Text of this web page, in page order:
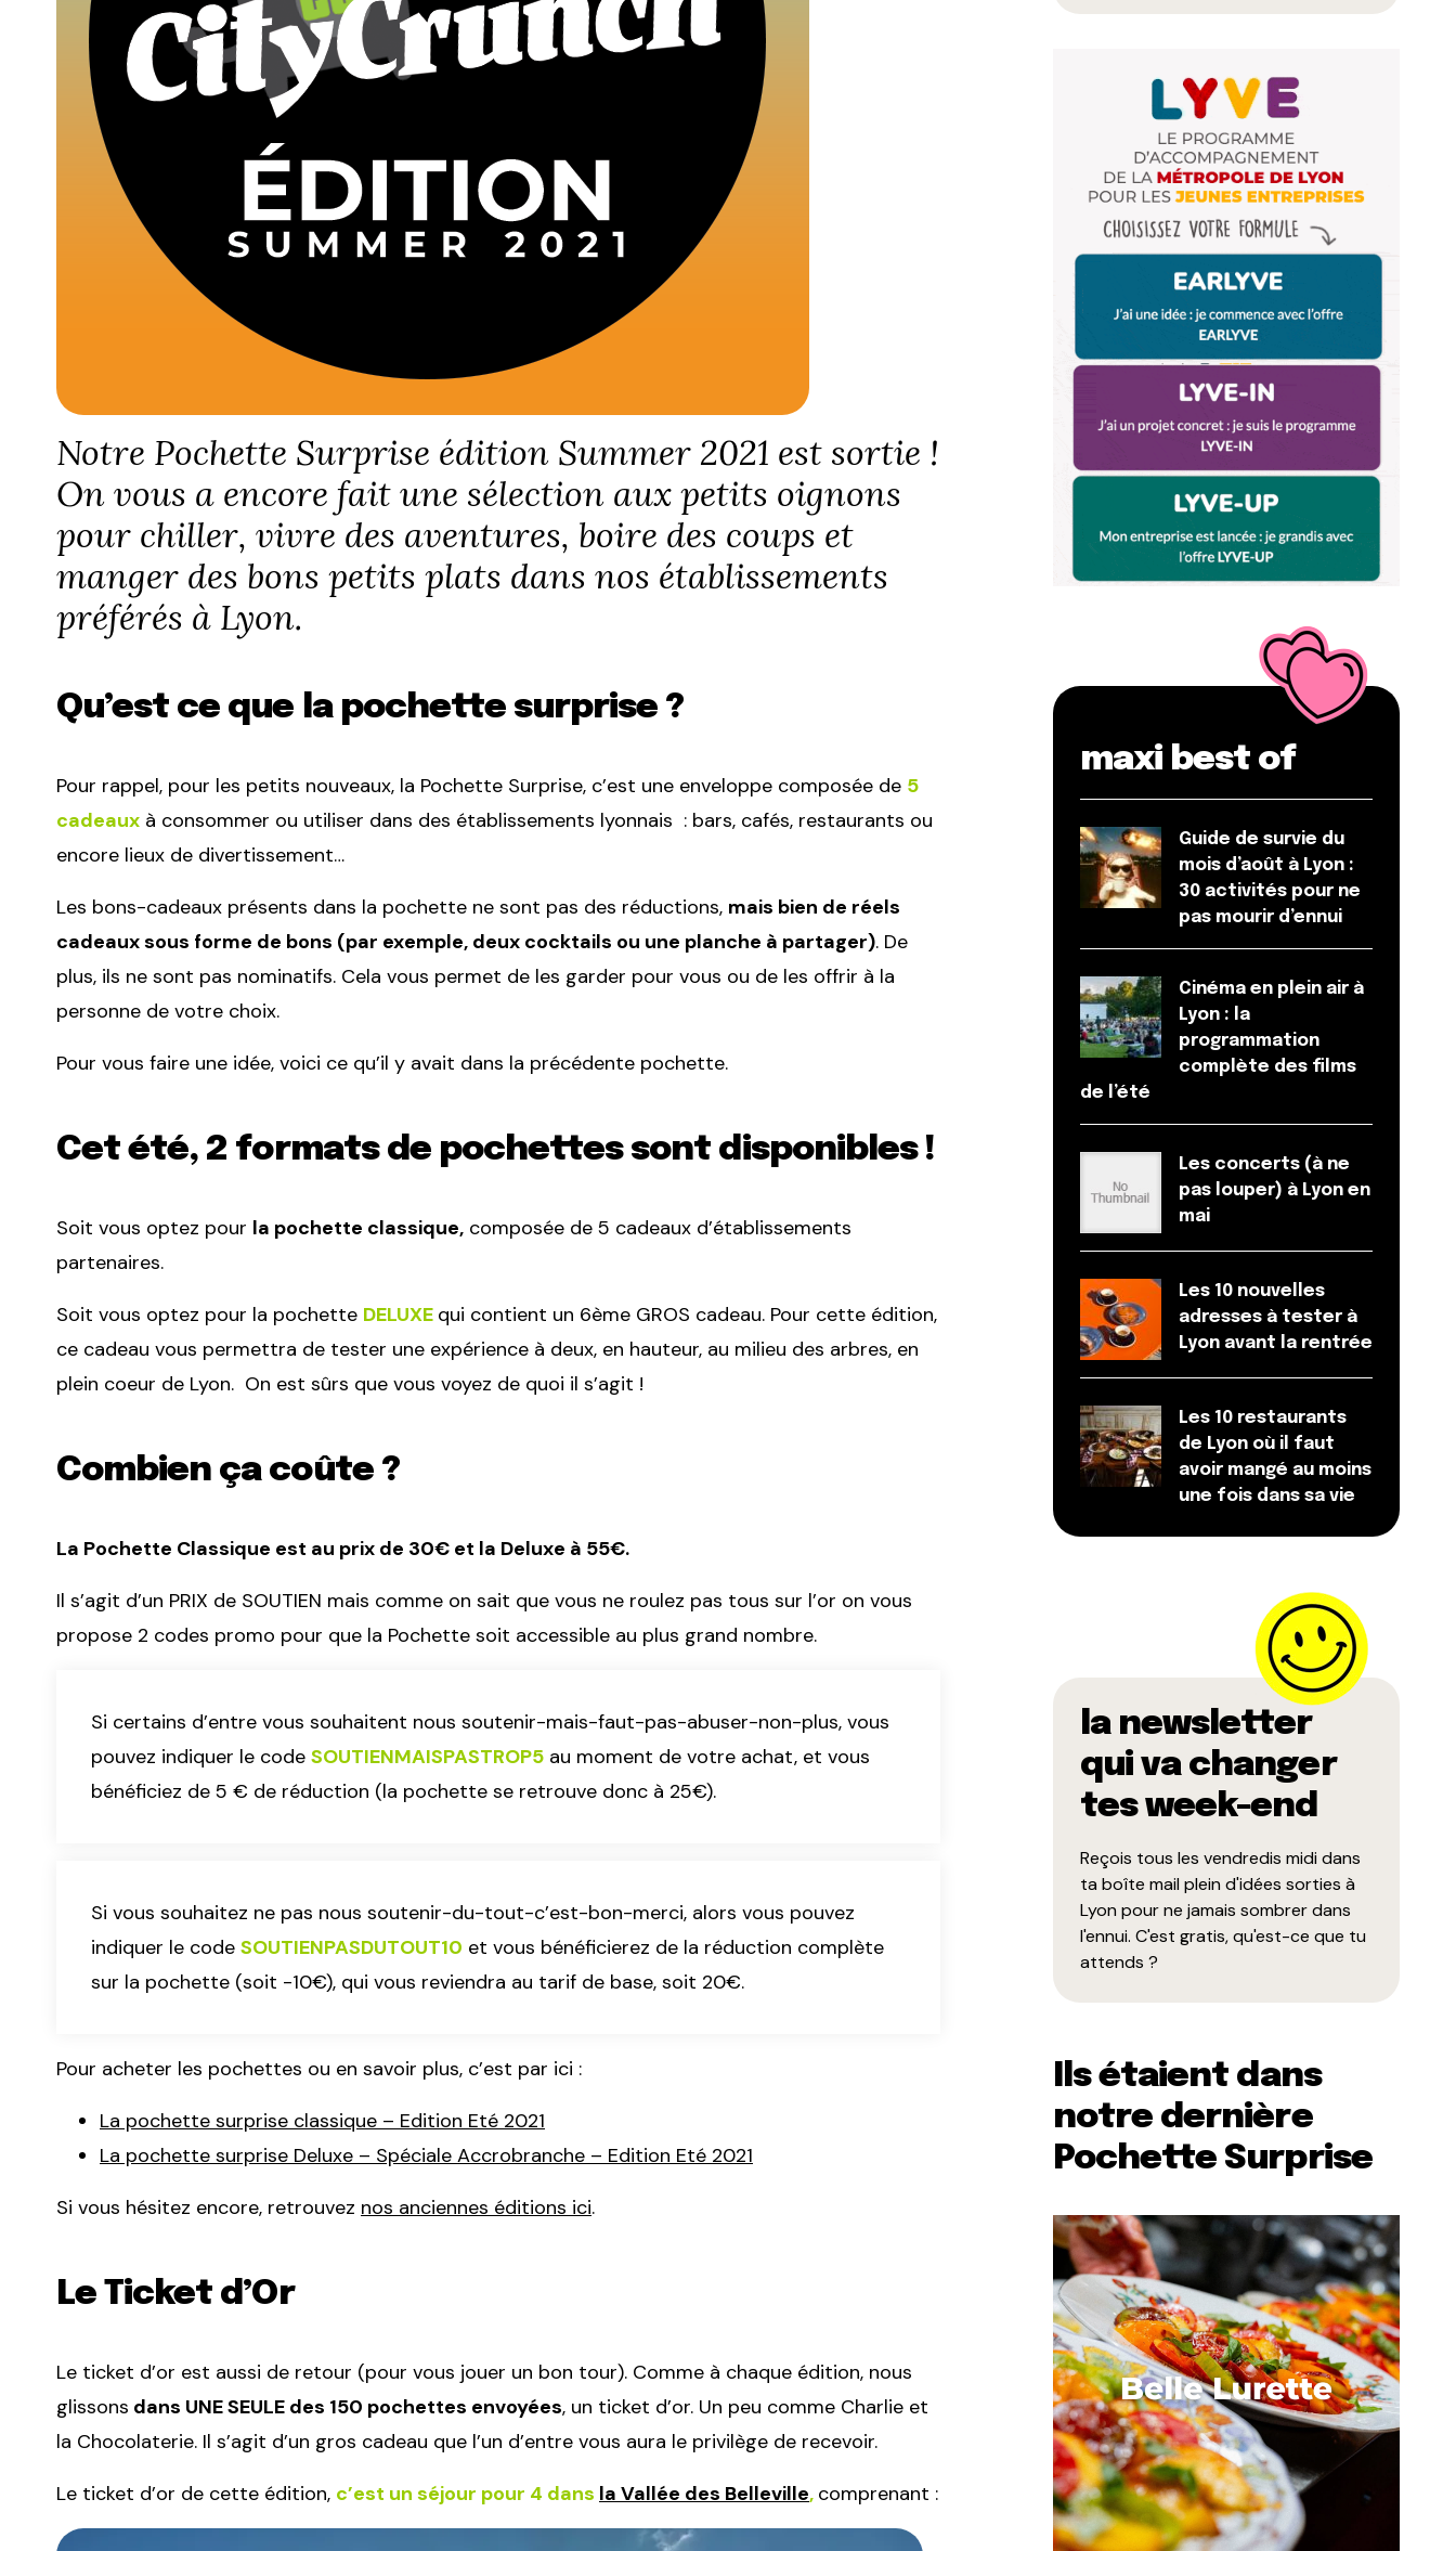
Notre Pochette Surprise édition Summer 2021 est sortie !
On vous a encore fait une sélection aux petits oignons
pour chiller, vivre des aventures, boire des coups et
manger des bons petits plats dans nos établissements
préférés à Lyon.
Qu’est ce que la pochette surprise ?
Pour rappel, pour les petits nouveaux, la Pochette Surprise, c’est une enveloppe composée de 5
cadeaux à consommer ou utiliser dans des établissements lyonnais : bars, cafés, restaurants ou
encore lieux de divertissement…
Les bons-cadeaux présents dans la pochette ne sont pas des réductions, mais bien de réels
cadeaux sous forme de bons (par exemple, deux cocktails ou une planche à partager). De
plus, ils ne sont pas nominatifs. Cela vous permet de les garder pour vous ou de les offrir à la
personne de votre choix.
Pour vous faire une idée, voici ce qu’il y avait dans la précédente pochette.
Cet été, 2 formats de pochettes sont disponibles !
Soit vous optez pour la pochette classique, composée de 5 cadeaux d’établissements
partenaires.
Soit vous optez pour la pochette DELUXE qui contient un 6ème GROS cadeau. Pour cette édition,
ce cadeau vous permettra de tester une expérience à deux, en hauteur, au milieu des arbres, en
plein coeur de Lyon. On est sûrs que vous voyez de quoi il s’agit !
Combien ça coûte ?
La Pochette Classique est au prix de 30€ et la Deluxe à 55€.
Il s’agit d’un PRIX de SOUTIEN mais comme on sait que vous ne roulez pas tous sur l’or on vous
propose 2 codes promo pour que la Pochette soit accessible au plus grand nombre.
Si certains d’entre vous souhaitent nous soutenir-mais-faut-pas-abuser-non-plus, vous
pouvez indiquer le code SOUTIENMAISPASTROP5 au moment de votre achat, et vous
bénéficiez de 5 € de réduction (la pochette se retrouve donc à 25€).
Si vous souhaitez ne pas nous soutenir-du-tout-c’est-bon-merci, alors vous pouvez
indiquer le code SOUTIENPASDUTOUT10 et vous bénéficierez de la réduction complète
sur la pochette (soit -10€), qui vous reviendra au tarif de base, soit 20€.
Pour acheter les pochettes ou en savoir plus, c’est par ici :
La pochette surprise classique – Edition Eté 2021
La pochette surprise Deluxe – Spéciale Accrobranche – Edition Eté 2021
Si vous hésitez encore, retrouvez nos anciennes éditions ici.
Le Ticket d’Or
Le ticket d’or est aussi de retour (pour vous jouer un bon tour). Comme à chaque édition, nous
glissons dans UNE SEULE des 150 pochettes envoyées, un ticket d’or. Un peu comme Charlie et
la Chocolaterie. Il s’agit d’un gros cadeau que l’un d’entre vous aura le privilège de recevoir.
Le ticket d’or de cette édition, c’est un séjour pour 4 dans la Vallée des Belleville, comprenant :
maxi best of
Guide de survie du
mois d’août à Lyon :
30 activités pour ne
pas mourir d’ennui
Cinéma en plein air à
Lyon : la
programmation
complète des films
de l’été
Les concerts (à ne
pas louper) à Lyon en
mai
Les 10 nouvelles
adresses à tester à
Lyon avant la rentrée
Les 10 restaurants
de Lyon où il faut
avoir mangé au moins
une fois dans sa vie
la newsletter
qui va changer
tes week-end
Reçois tous les vendredis midi dans
ta boîte mail plein d'idées sorties à
Lyon pour ne jamais sombrer dans
l'ennui. C'est gratis, qu'est-ce que tu
attends ?
Ils étaient dans
notre dernière
Pochette Surprise